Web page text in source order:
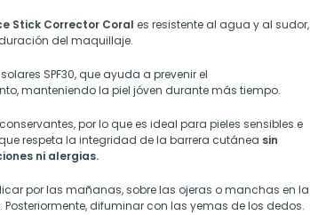
Stick Corrector Coral es resistente al agua y al sudor,
del maquillaje.
SPF30, que ayuda a prevenir el
manteniendo la piel jóven durante más tiempo.
por lo que es ideal para pieles sensibles e
respeta la integridad de la barrera cutánea sin
ni alergias.
por las mañanas, sobre las ojeras o manchas en la
difuminar con las yemas de los dedos.